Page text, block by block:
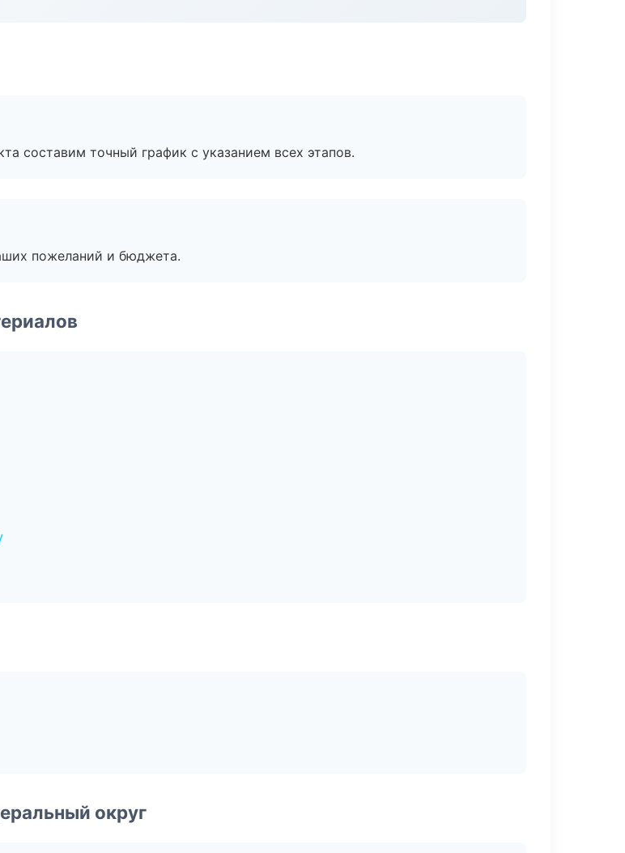
составим точный график с указанием всех этапов.
пожеланий и бюджета.
округ